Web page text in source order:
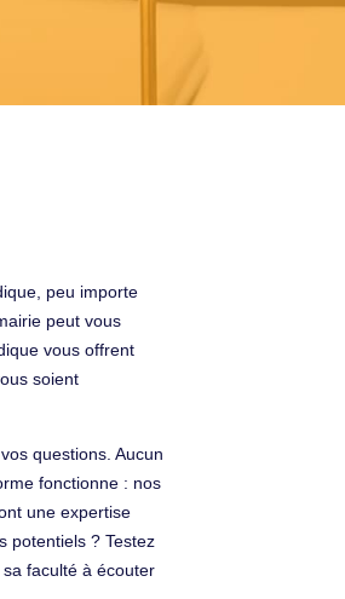
peu importe
peut vous
vous offrent
soient
questions. Aucun
fonctionne : nos
une expertise
potentiels ? Testez
faculté à écouter